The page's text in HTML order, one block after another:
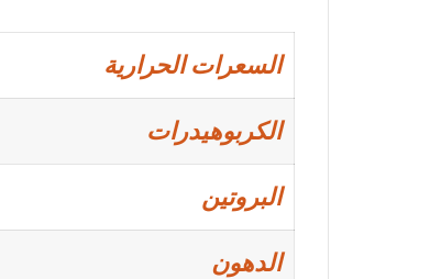
السعرات الحرارية
الكربوهيدرات
البروتين
الدهون